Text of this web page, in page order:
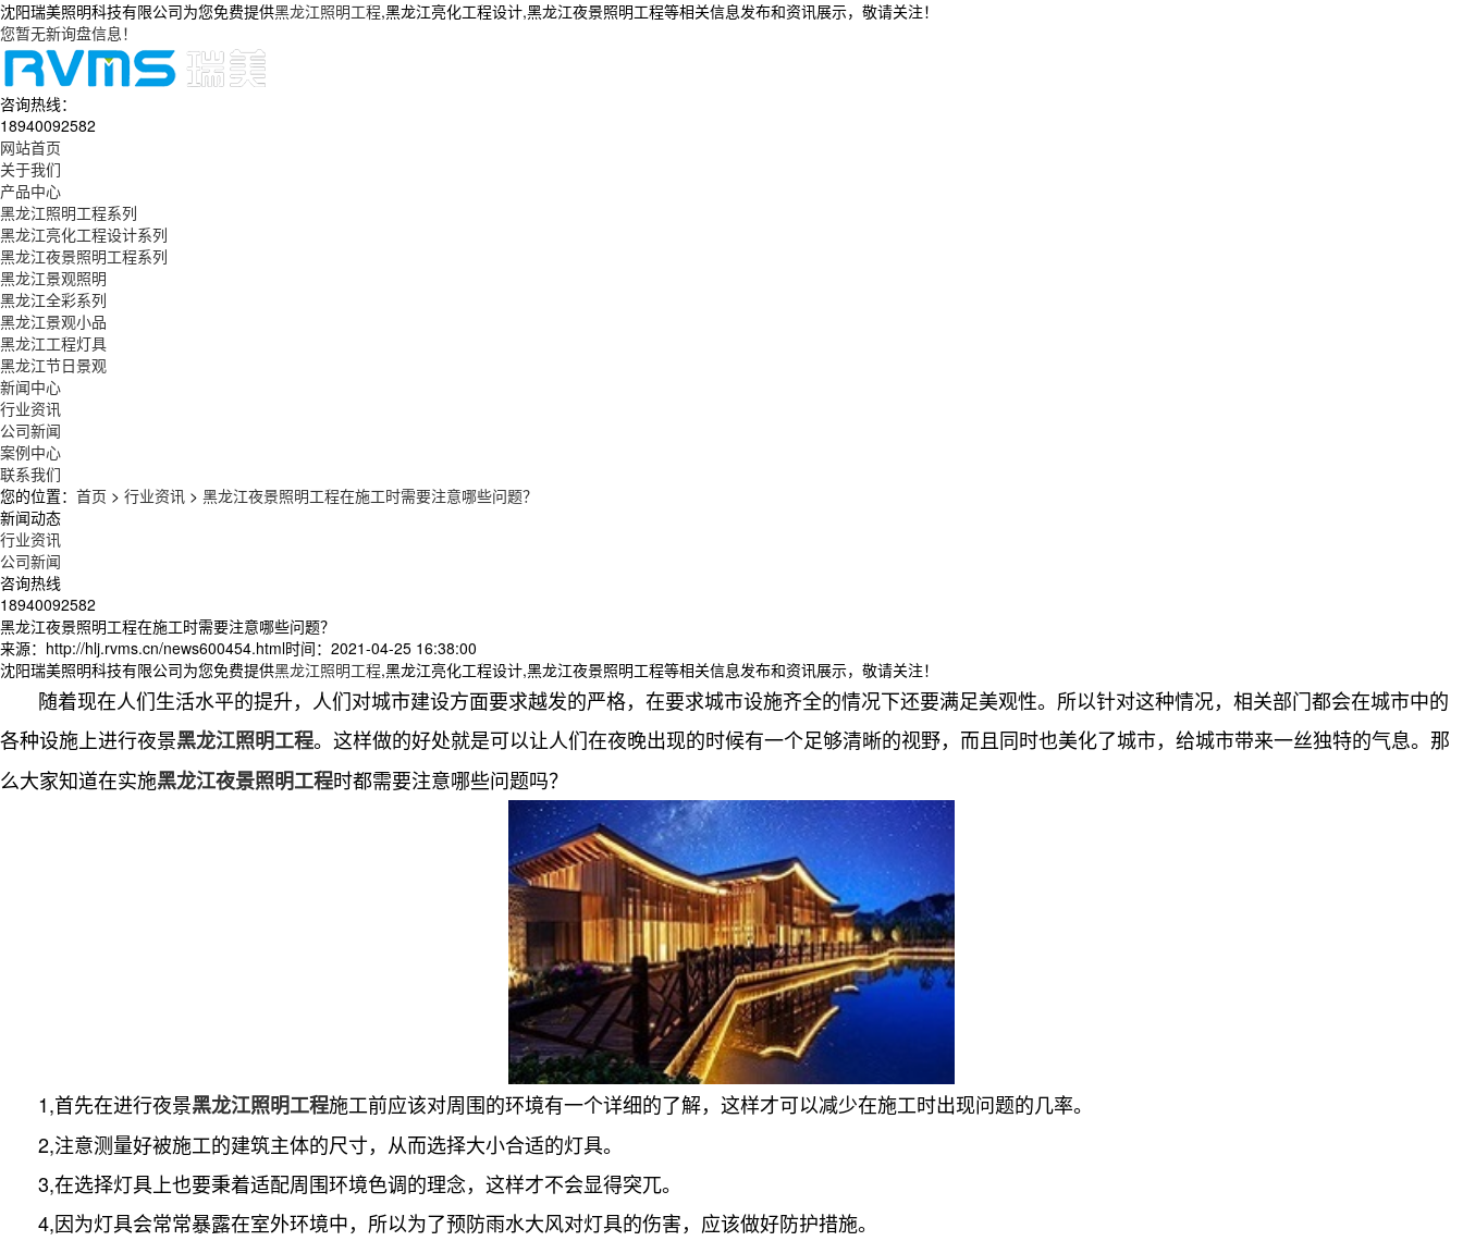
沈阳瑞美照明科技有限公司为您免费提供黑龙江照明工程,黑龙江亮化工程设计,黑龙江夜景照明工程等相关信息发布和资讯展示，敬请关注！
您暂无新询盘信息！
咨询热线：
18940092582
网站首页
关于我们
产品中心
黑龙江照明工程系列
黑龙江亮化工程设计系列
黑龙江夜景照明工程系列
黑龙江景观照明
黑龙江全彩系列
黑龙江景观小品
黑龙江工程灯具
黑龙江节日景观
新闻中心
行业资讯
公司新闻
案例中心
联系我们
您的位置： 首页 > 行业资讯 > 黑龙江夜景照明工程在施工时需要注意哪些问题？
新闻动态
行业资讯
公司新闻
咨询热线
18940092582
黑龙江夜景照明工程在施工时需要注意哪些问题？
来源：http://hlj.rvms.cn/news600454.html时间：2021-04-25 16:38:00
沈阳瑞美照明科技有限公司为您免费提供黑龙江照明工程,黑龙江亮化工程设计,黑龙江夜景照明工程等相关信息发布和资讯展示，敬请关注！
随着现在人们生活水平的提升，人们对城市建设方面要求越发的严格，在要求城市设施齐全的情况下还要满足美观性。所以针对这种情况，相关部门都会在城市中的
各种设施上进行夜景黑龙江照明工程。这样做的好处就是可以让人们在夜晚出现的时候有一个足够清晰的视野，而且同时也美化了城市，给城市带来一丝独特的气息。那
么大家知道在实施黑龙江夜景照明工程时都需要注意哪些问题吗？
1,首先在进行夜景黑龙江照明工程施工前应该对周围的环境有一个详细的了解，这样才可以减少在施工时出现问题的几率。
2,注意测量好被施工的建筑主体的尺寸，从而选择大小合适的灯具。
3,在选择灯具上也要秉着适配周围环境色调的理念，这样才不会显得突兀。
4,因为灯具会常常暴露在室外环境中，所以为了预防雨水大风对灯具的伤害，应该做好防护措施。